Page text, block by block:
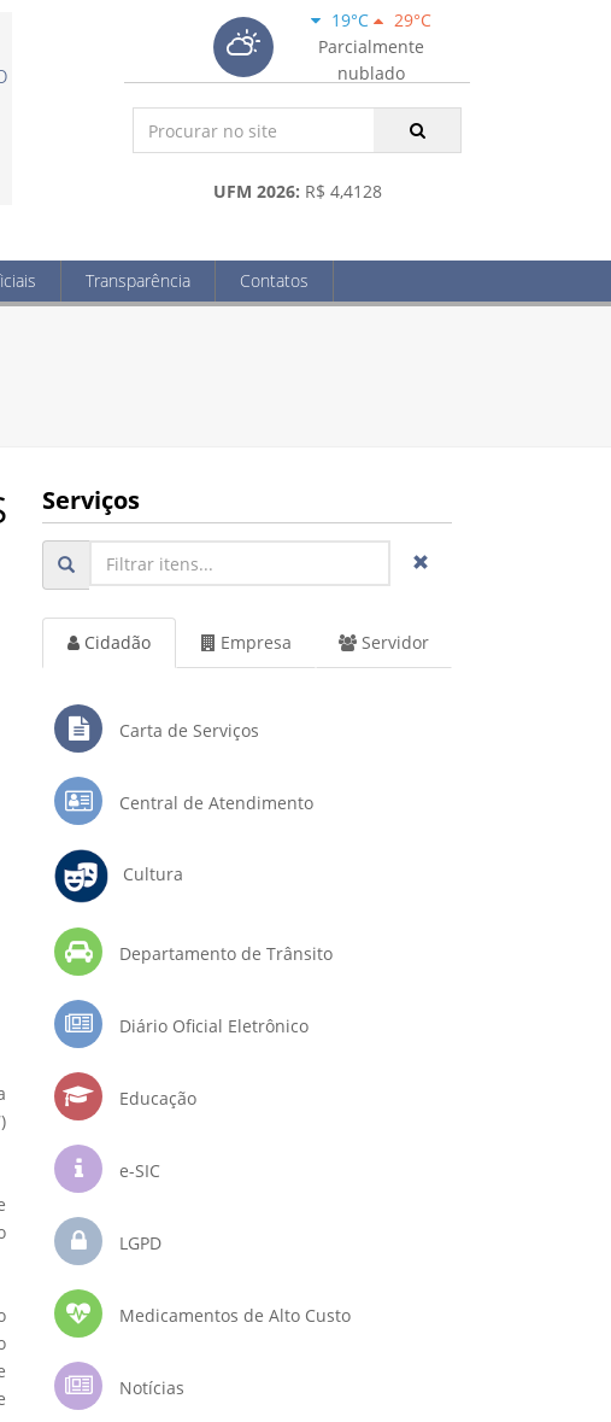
19°C
29°C
Parcialmente
nublado
UFM 2026: R$ 4,4128
Transparência Contatos
Serviços
Cidadão Empresa Servidor
Carta de Serviços
Central de Atendimento
Cultura
Departamento de Trânsito
Diário Oficial Eletrônico
Educação
e-SIC
LGPD
Medicamentos de Alto Custo
Notícias